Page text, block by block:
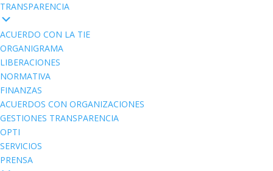
TRANSPARENCIA
ACUERDO CON LA TIE
ORGANIGRAMA
LIBERACIONES
NORMATIVA
FINANZAS
ACUERDOS CON ORGANIZACIONES
GESTIONES TRANSPARENCIA
OPTI
SERVICIOS
PRENSA